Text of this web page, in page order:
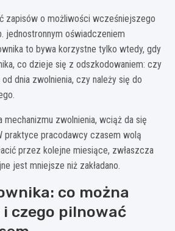
zapisów o możliwości wcześniejszego
jednostronnym oświadczeniem
to bywa korzystne tylko wtedy, gdy
co dzieje się z odszkodowaniem: czy
dnia zwolnienia, czy należy się do
zwolnienia, wciąż da się
praktyce pracodawcy czasem wolą
przez kolejne miesiące, zwłaszcza
jest mniejsze niż zakładano.
co można
czego pilnować